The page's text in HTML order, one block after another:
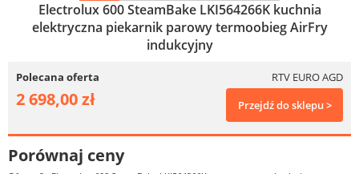
Electrolux 600 SteamBake LKI564266K kuchnia
elektryczna piekarnik parowy termoobieg AirFry
indukcyjny
Polecana oferta RTV EURO AGD
2 698,00 zł Przejdź do sklepu >
Porównaj ceny